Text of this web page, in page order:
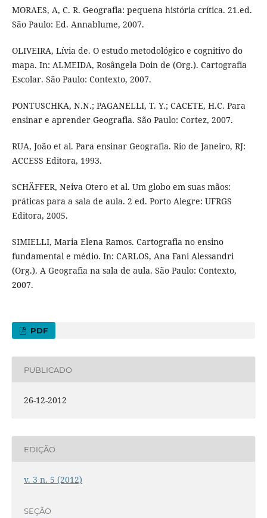
MORAES, A, C. R. Geografia: pequena história crítica. 21.ed.
São Paulo: Ed. Annablume, 2007.
OLIVEIRA, Lívia de. O estudo metodológico e cognitivo do
mapa. In: ALMEIDA, Rosângela Doin de (Org.). Cartografia
Escolar. São Paulo: Contexto, 2007.
PONTUSCHKA, N.N.; PAGANELLI, T. Y.; CACETE, H.C. Para
ensinar e aprender Geografia. São Paulo: Cortez, 2007.
RUA, João et al. Para ensinar Geografia. Rio de Janeiro, RJ:
ACCESS Editora, 1993.
SCHÄFFER, Neiva Otero et al. Um globo em suas mãos:
práticas para a sala de aula. 2 ed. Porto Alegre: UFRGS
Editora, 2005.
SIMIELLI, Maria Elena Ramos. Cartografia no ensino
fundamental e médio. In: CARLOS, Ana Fani Alessandri
(Org.). A Geografia na sala de aula. São Paulo: Contexto,
2007.
PDF
PUBLICADO
26-12-2012
EDIÇÃO
v. 3 n. 5 (2012)
SEÇÃO